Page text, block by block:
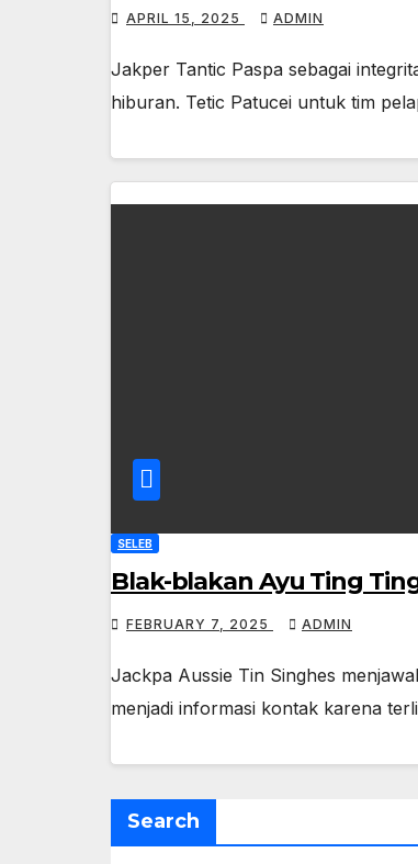
APRIL 15, 2025 ADMIN
Jakper Tantic Paspa sebagai
hiburan. Tetic Patucei untuk tim
SELEB
Blak-blakan Ayu Ting
FEBRUARY 7, 2025 ADMIN
Jackpa Aussie Tin Singhes
menjadi informasi kontak karena
Search